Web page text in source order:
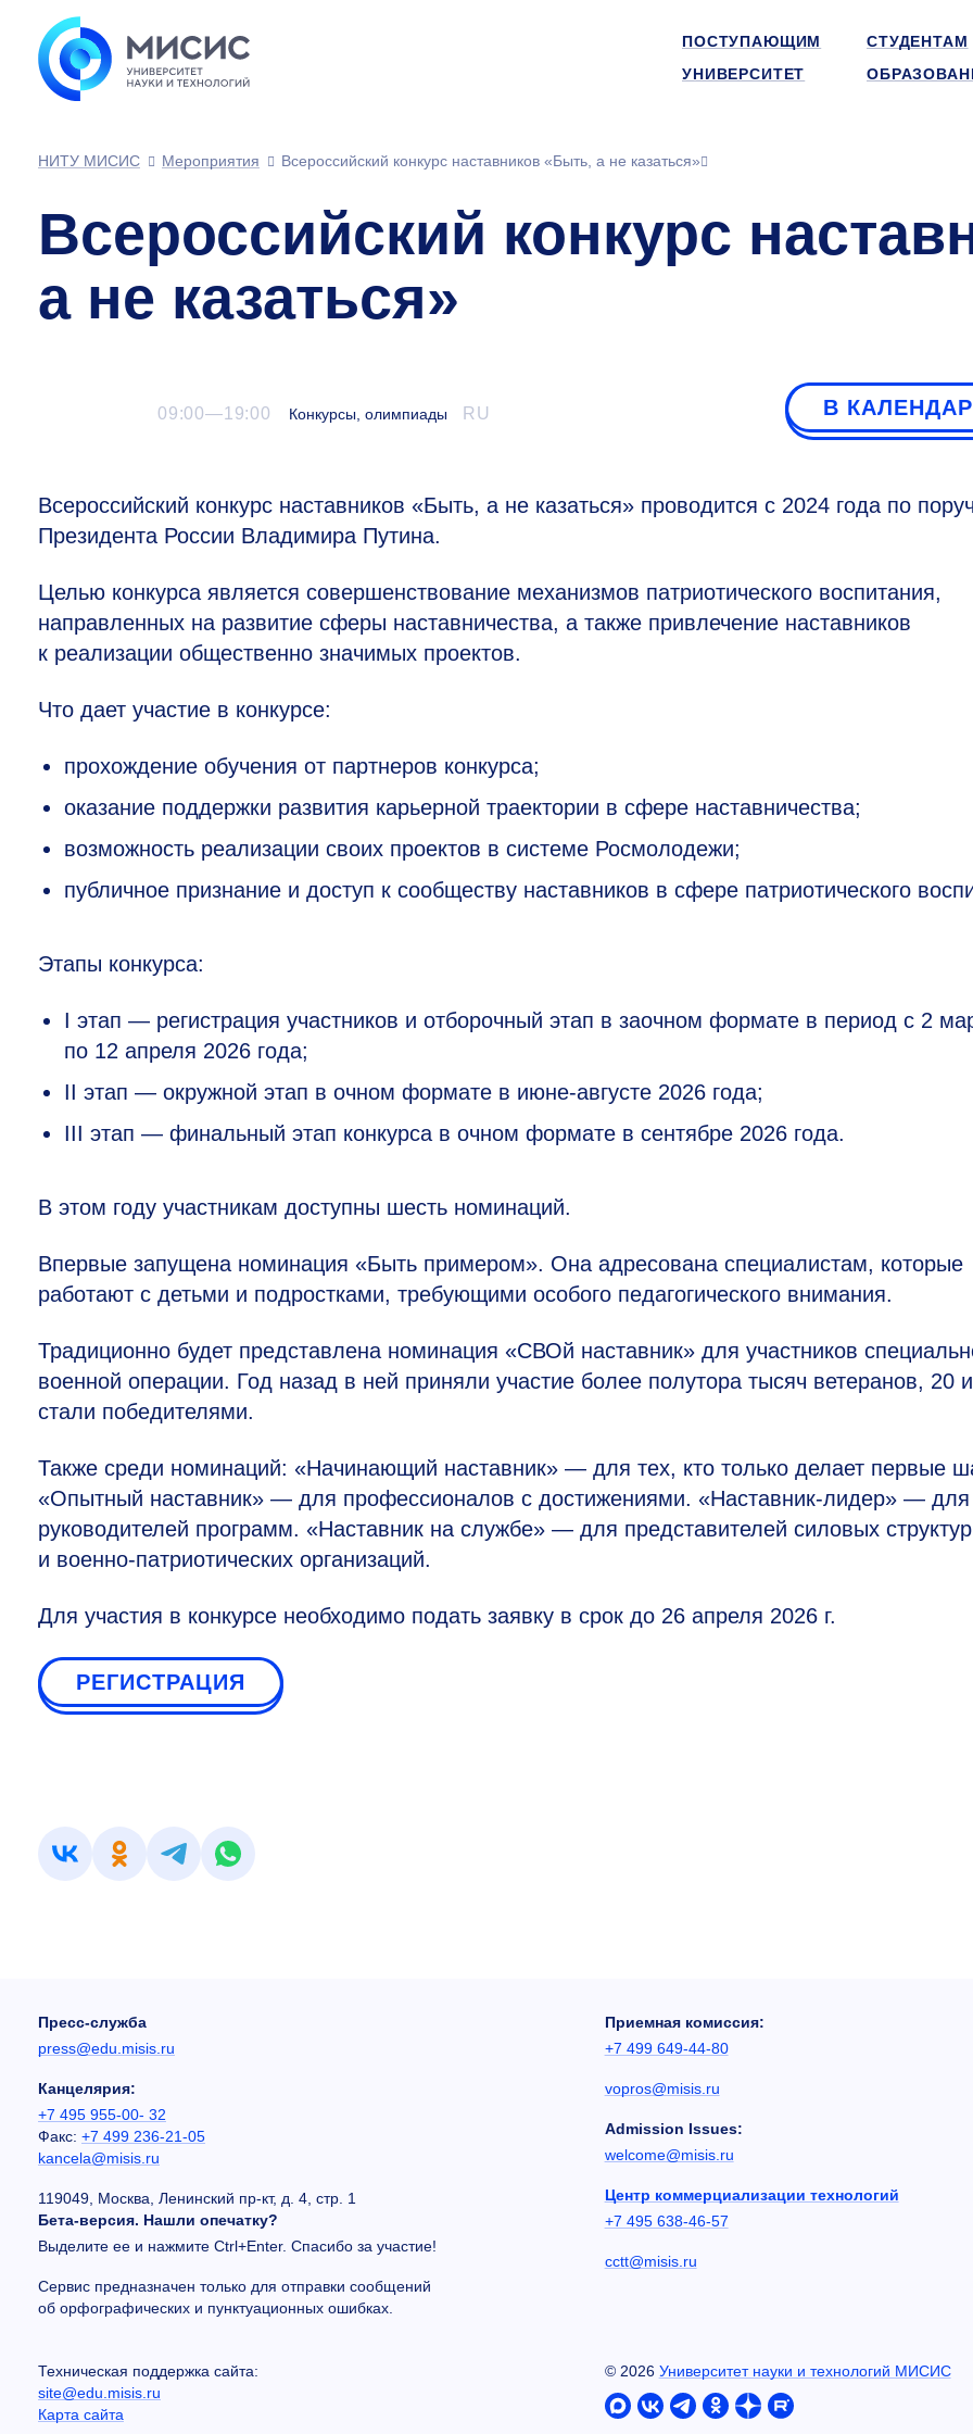
ПОСТУПАЮЩИМ
СТУДЕНТАМ
УНИВЕРСИТЕТ
НИТУ МИСИС Мероприятия Всероссийский конкурс наставников «Быть, а не казаться»
Всероссийский конкурс
а не казаться»
09:00—19:00 Конкурсы, олимпиады RU В
Всероссийский конкурс наставников «Быть, а не казаться» проводится с 2024 года по
Президента России Владимира Путина.
Целью конкурса является совершенствование механизмов патриотического воспитания,
направленных на развитие сферы наставничества, а также привлечение наставников
к реализации общественно значимых проектов.
Что дает участие в конкурсе:
прохождение обучения от партнеров конкурса;
оказание поддержки развития карьерной траектории в сфере наставничества;
возможность реализации своих проектов в системе Росмолодежи;
публичное признание и доступ к сообществу наставников в сфере патриотического
Этапы конкурса:
I этап — регистрация участников и отборочный этап в заочном формате в период с 2
по 12 апреля 2026 года;
II этап — окружной этап в очном формате в июне-августе 2026 года;
III этап — финальный этап конкурса в очном формате в сентябре 2026 года.
В этом году участникам доступны шесть номинаций.
Впервые запущена номинация «Быть примером». Она адресована специалистам, которые
работают с детьми и подростками, требующими особого педагогического внимания.
Традиционно будет представлена номинация «СВОй наставник» для участников
военной операции. Год назад в ней приняли участие более полутора тысяч ветеранов, 20
стали победителями.
Также среди номинаций: «Начинающий наставник» — для тех, кто только делает первые
«Опытный наставник» — для профессионалов с достижениями. «Наставник-лидер» — для
руководителей программ. «Наставник на службе» — для представителей силовых структур
и военно-патриотических организаций.
Для участия в конкурсе необходимо подать заявку в срок до 26 апреля 2026 г.
РЕГИСТРАЦИЯ
Пресс-служба
press@edu.misis.ru
Канцелярия:
+7 495 955-00- 32
Факс: +7 499 236-21-05
kancela@misis.ru
119049, Москва, Ленинский пр-кт, д. 4, стр. 1
Бета-версия. Нашли опечатку?
Выделите ее и нажмите Ctrl+Enter. Спасибо за участие!
Сервис предназначен только для отправки сообщений
об орфографических и пунктуационных ошибках.
Приемная комиссия:
+7 499 649-44-80
vopros@misis.ru
Admission Issues:
welcome@misis.ru
Центр коммерциализации технологий
+7 495 638-46-57
cctt@misis.ru
Техническая поддержка сайта:
site@edu.misis.ru
Карта сайта
© 2026 Университет науки и технологий МИСИС